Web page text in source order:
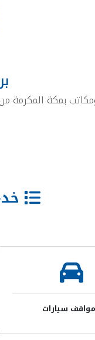
بمكة المكرمة
مواقف سيارات